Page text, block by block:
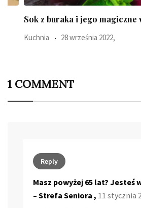
Sok z buraka i jego magiczne
Kuchnia 28 września 2022,
1 COMMENT
Reply
Masz powyżej 65 lat? Jesteś
– Strefa Seniora , 11 stycznia